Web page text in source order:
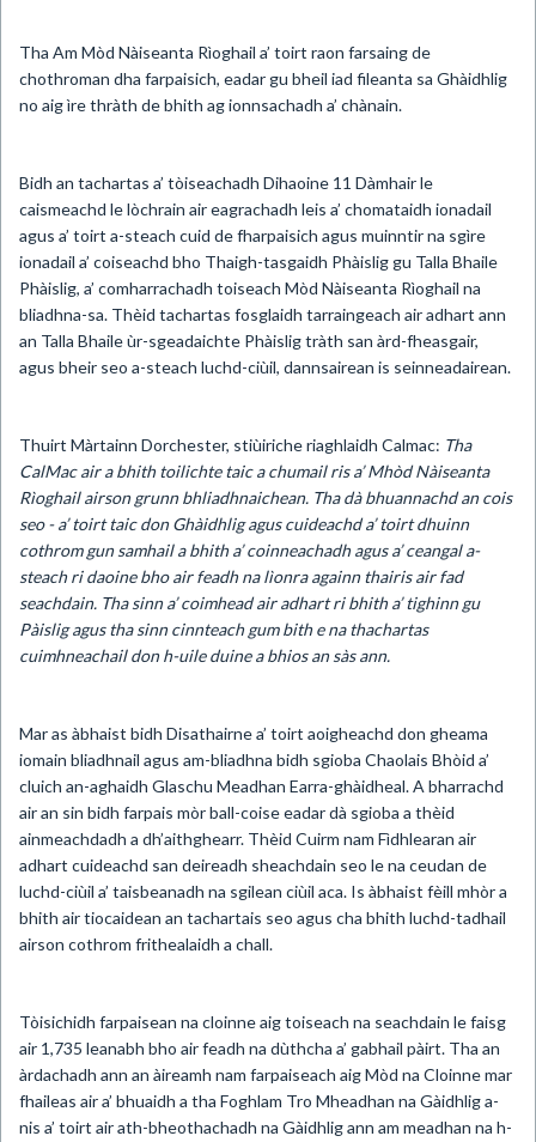
Tha Am Mòd Nàiseanta Rìoghail a’ toirt raon farsaing de
chothroman dha farpaisich, eadar gu bheil iad fileanta sa Ghàidhlig
no aig ìre thràth de bhith ag ionnsachadh a’ chànain.
Bidh an tachartas a’ tòiseachadh Dihaoine 11 Dàmhair le
caismeachd le lòchrain air eagrachadh leis a’ chomataidh ionadail
agus a’ toirt a-steach cuid de fharpaisich agus muinntir na sgìre
ionadail a’ coiseachd bho Thaigh-tasgaidh Phàislig gu Talla Bhaile
Phàislig, a’ comharrachadh toiseach Mòd Nàiseanta Rìoghail na
bliadhna-sa. Thèid tachartas fosglaidh tarraingeach air adhart ann
an Talla Bhaile ùr-sgeadaichte Phàislig tràth san àrd-fheasgair,
agus bheir seo a-steach luchd-ciùil, dannsairean is seinneadairean.
Thuirt Màrtainn Dorchester, stiùiriche riaghlaidh Calmac: Tha
CalMac air a bhith toilichte taic a chumail ris a’ Mhòd Nàiseanta
Rìoghail airson grunn bhliadhnaichean. Tha dà bhuannachd an cois
seo - a’ toirt taic don Ghàidhlig agus cuideachd a’ toirt dhuinn
cothrom gun samhail a bhith a’ coinneachadh agus a’ ceangal a-
steach ri daoine bho air feadh na lìonra againn thairis air fad
seachdain. Tha sinn a’ coimhead air adhart ri bhith a’ tighinn gu
Pàislig agus tha sinn cinnteach gum bith e na thachartas
cuimhneachail don h-uile duine a bhios an sàs ann.
Mar as àbhaist bidh Disathairne a’ toirt aoigheachd don gheama
iomain bliadhnail agus am-bliadhna bidh sgioba Chaolais Bhòid a’
cluich an-aghaidh Glaschu Meadhan Earra-ghàidheal. A bharrachd
air an sin bidh farpais mòr ball-coise eadar dà sgioba a thèid
ainmeachdadh a dh’aithghearr. Thèid Cuirm nam Fìdhlearan air
adhart cuideachd san deireadh sheachdain seo le na ceudan de
luchd-ciùil a’ taisbeanadh na sgilean ciùil aca. Is àbhaist fèill mhòr a
bhith air tiocaidean an tachartais seo agus cha bhith luchd-tadhail
airson cothrom frithealaidh a chall.
Tòisichidh farpaisean na cloinne aig toiseach na seachdain le faisg
air 1,735 leanabh bho air feadh na dùthcha a’ gabhail pàirt. Tha an
àrdachadh ann an àireamh nam farpaiseach aig Mòd na Cloinne mar
fhaileas air a’ bhuaidh a tha Foghlam Tro Mheadhan na Gàidhlig a-
nis a’ toirt air ath-bheothachadh na Gàidhlig ann am meadhan na h-